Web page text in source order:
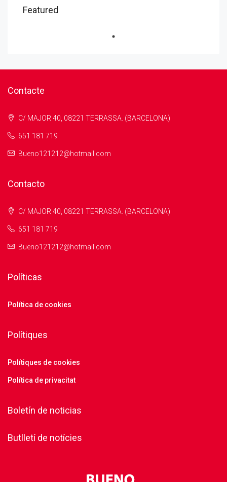
Featured
Contacte
C/ MAJOR 40, 08221 TERRASSA. (BARCELONA)
651 181 719
Bueno121212@hotmail.com
Contacto
C/ MAJOR 40, 08221 TERRASSA. (BARCELONA)
651 181 719
Bueno121212@hotmail.com
Políticas
Política de cookies
Polítiques
Polítiques de cookies
Política de privacitat
Boletín de noticias
Butlletí de notícies